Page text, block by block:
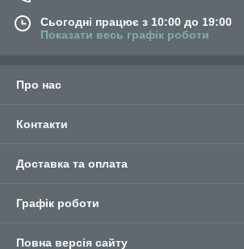
Сьогодні працює з 10:00 до 19:00
Показати весь графік роботи
Про нас
Контакти
Доставка та оплата
Графік роботи
Повна версія сайту